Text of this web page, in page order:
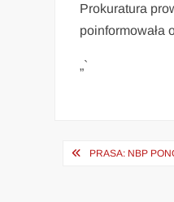
Prokuratura
poinformowała
„`
Nawigacja
PRASA: NBP